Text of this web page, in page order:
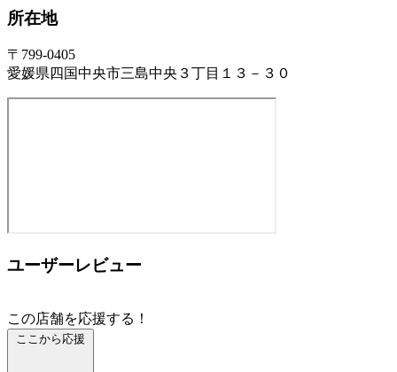
所在地
〒799-0405
愛媛県四国中央市三島中央３丁目１３－３０
ユーザーレビュー
この店舗を応援する！
ここから応援